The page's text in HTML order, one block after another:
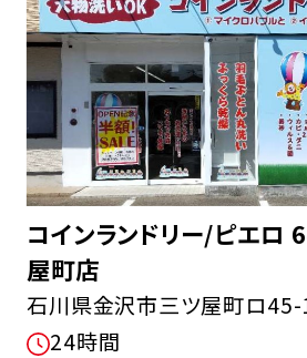
お知らせ
お役立コ
よくあるご
FCオー
コインランドリー/ピエロ
屋町店
石川県金沢市三ツ屋町ロ45-
24時間